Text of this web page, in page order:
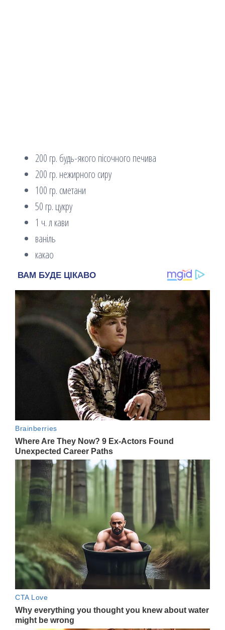
200 гр. будь-якого пісочного печива
200 гр. нежирного сиру
100 гр. сметани
50 гр. цукру
1 ч. л кави
ваніль
какао